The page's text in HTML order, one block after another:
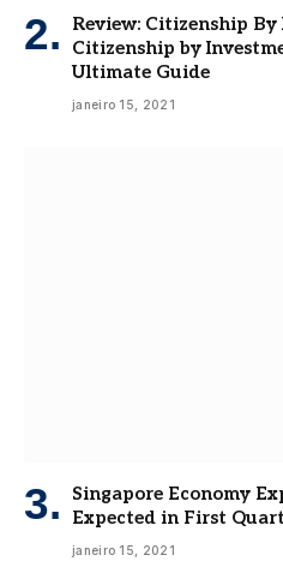
Review: Citizenship
Citizenship by
Ultimate Guide
janeiro 15, 2021
Singapore Economy
Expected in First
janeiro 15, 2021